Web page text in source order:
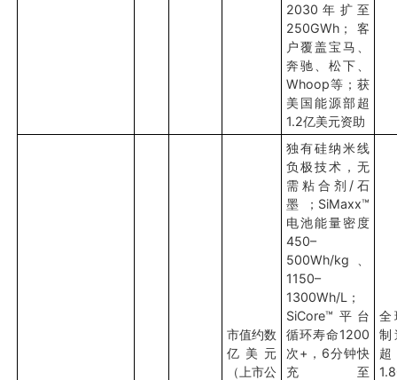
2030年扩至
250GWh；客
户覆盖宝马、
奔驰、松下、
Whoop等；获
美国能源部超
1.2亿美元资助
市值约数
亿美元
（上市公
独有硅纳米线
负极技术，无
需粘合剂/石
墨；SiMaxx™
电池能量密度
450–
500Wh/kg、
1150–
1300Wh/L；
SiCore™平台
循环寿命1200
次+，6分钟快
充至
全
制
超